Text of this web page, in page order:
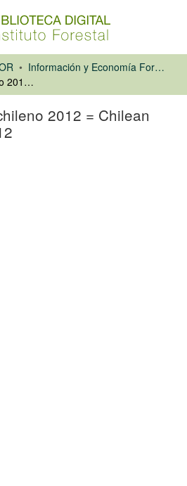
Información y Economía Forestal
El sector forestal chileno 2012 = Chilean forestry sector 2012
2012 = Chilean